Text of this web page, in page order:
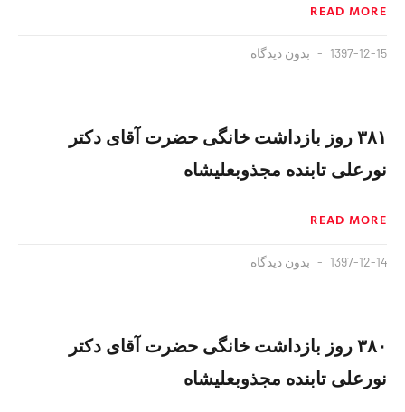
READ MORE
1397-12-15 بدون دیدگاه
۳۸۱ روز بازداشت خانگی حضرت آقای دکتر
نورعلی تابنده مجذوبعلیشاه
READ MORE
1397-12-14 بدون دیدگاه
۳۸۰ روز بازداشت خانگی حضرت آقای دکتر
نورعلی تابنده مجذوبعلیشاه